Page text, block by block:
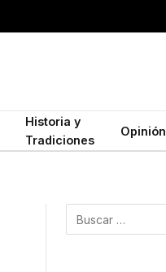
Historia y
Tradiciones
Opinión